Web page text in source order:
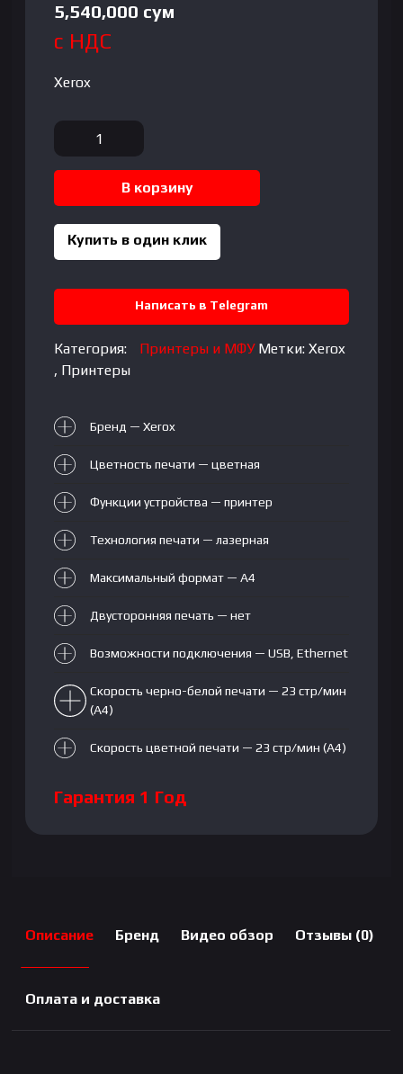
5,540,000 сум
с НДС
Xerox
Количество
товара
Xerox
В корзину
Купить в один клик
Написать в Telegram
Категория: Принтеры и МФУ Метки:Xerox
, Принтеры
Бренд — Xerox
Цветность печати — цветная
Функции устройства — принтер
Технология печати — лазерная
Максимальный формат — А4
Двусторонняя печать — нет
Возможности подключения — USB, Ethernet
Скорость черно-белой печати — 23 стр/мин
(A4)
Скорость цветной печати — 23 стр/мин (A4)
Гарантия 1 Год
Описание Бренд Видео обзор Отзывы (0)
Оплата и доставка